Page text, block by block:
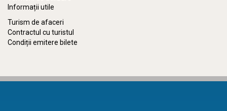
Informații utile
Turism de afaceri
Contractul cu turistul
Condiții emitere bilete